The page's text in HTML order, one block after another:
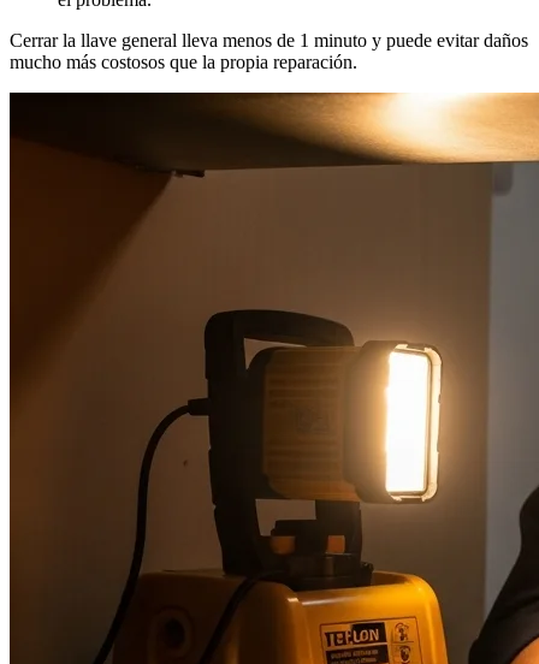
Cerrar la llave general lleva menos de 1 minuto y puede evitar daños
mucho más costosos que la propia reparación.